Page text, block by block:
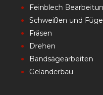
Feinblech
Schweißen und
Fräsen
Drehen
Bandsägearbeiten
Geländerbau